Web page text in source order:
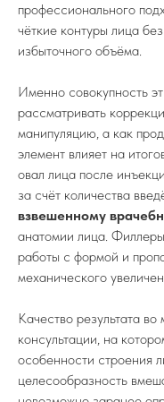
профессионального
чёткие контуры лица
избыточного объёма.
Именно совокупность
рассматривать
манипуляцию, а как
элемент влияет на
овал лица после
за счёт количества
взвешенному
анатомии лица.
работы с формой и
механического
Качество результата
консультации, на
особенности строения
целесообразность